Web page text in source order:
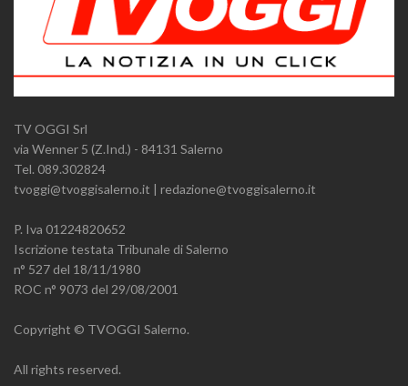
TV OGGI Srl
via Wenner 5 (Z.Ind.) - 84131 Salerno
Tel. 089.302824
tvoggi@tvoggisalerno.it | redazione@tvoggisalerno.it
P. Iva 01224820652
Iscrizione testata Tribunale di Salerno
n° 527 del 18/11/1980
ROC n° 9073 del 29/08/2001
Copyright © TVOGGI Salerno.
All rights reserved.